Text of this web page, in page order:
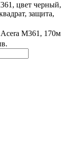
цвет черный,
защита,
М361, 170м